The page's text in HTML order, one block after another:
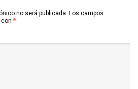
no será publicada. Los campos
*